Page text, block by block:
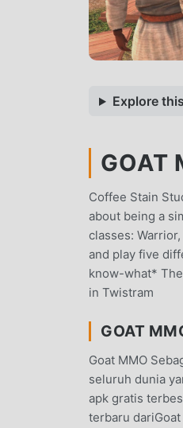
Explore
GOAT
Coffee Stain
about being a
classes:
and play five
know-what*
in Twistram
GOAT
Goat MMO
seluruh dunia
apk gratis
terbaru